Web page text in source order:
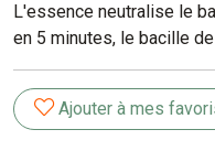
L'essence neutralise le
en 5 minutes, le bacille
Ajouter à mes